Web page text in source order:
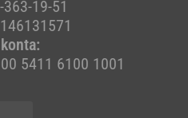
363-19-51
146131571
5411 6100 1001